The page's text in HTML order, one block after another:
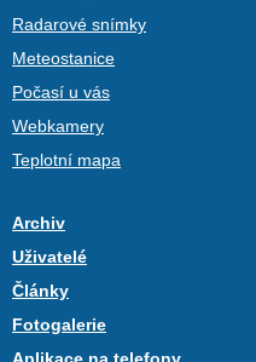
Radarové snímky
Meteostanice
Počasí u vás
Webkamery
Teplotní mapa
Archiv
Uživatelé
Články
Fotogalerie